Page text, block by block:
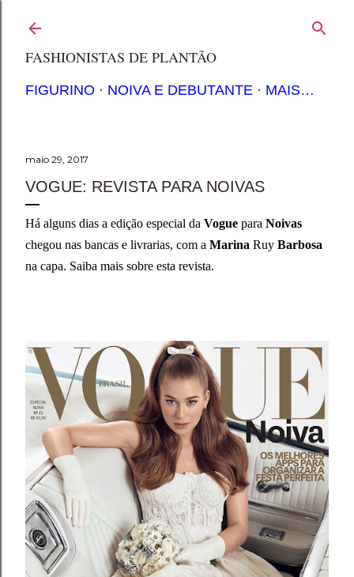
FASHIONISTAS DE PLANTÃO
FIGURINO NOIVA E DEBUTANTE MAIS…
maio 29, 2017
VOGUE: REVISTA PARA NOIVAS
Há alguns dias a edição especial da Vogue para Noivas
chegou nas bancas e livrarias, com a Marina Ruy Barbosa
na capa. Saiba mais sobre esta revista.